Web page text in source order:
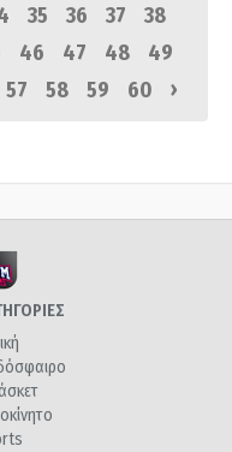
35 36 37
38
46 47 48
49
57 58 59 60 ›